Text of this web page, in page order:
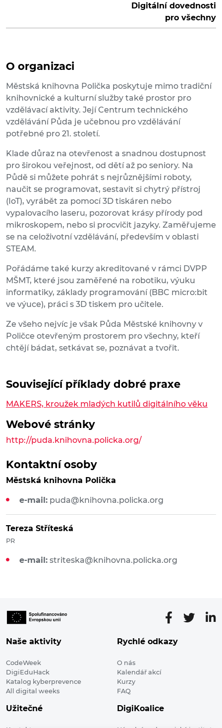
Digitální dovednosti
pro všechny
O organizaci
Městská knihovna Polička poskytuje mimo tradiční
knihovnické a kulturní služby také prostor pro
vzdělávací aktivity. Její Centrum technického
vzdělávání Půda je učebnou pro vzdělávání
potřebné pro 21. století.
Klade důraz na otevřenost a snadnou dostupnost
pro širokou veřejnost, od dětí až po seniory. Na
Půdě si můžete pohrát s nejrůznějšími roboty,
naučit se programovat, sestavit si chytrý přístroj
(IoT), vyrábět za pomocí 3D tiskáren nebo
vypalovacího laseru, pozorovat krásy přírody pod
mikroskopem, nebo si procvičit jazyky. Zaměřujeme
se na celoživotní vzdělávání, především v oblasti
STEAM.
Pořádáme také kurzy akreditované v rámci DVPP
MŠMT, které jsou zaměřené na robotiku, výuku
informatiky, základy programování (BBC micro:bit
ve výuce), práci s 3D tiskem pro učitele.
Ze všeho nejvíc je však Půda Městské knihovny v
Poličce otevřeným prostorem pro všechny, kteří
chtějí bádat, setkávat se, poznávat a tvořit.
Související příklady dobré praxe
MAKERS, kroužek mladých kutilů digitálního věku
Webové stránky
http://puda.knihovna.policka.org/
Kontaktní osoby
Městská knihovna Polička
e-mail: puda@knihovna.policka.org
Tereza Stříteská
PR
e-mail: striteska@knihovna.policka.org
Naše aktivity
CodeWeek
DigiEduHack
Katalog kyberprevence
All digital weeks
Rychlé odkazy
O nás
Kalendář akcí
Kurzy
FAQ
Užitečné DigiKoalice